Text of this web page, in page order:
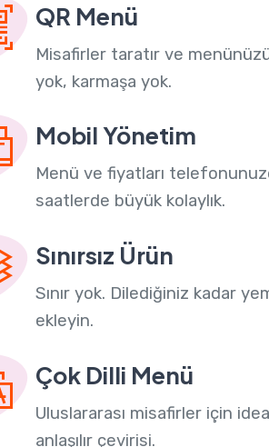
QR Menü
Misafirler taratır ve
yok, karmaşa yok.
Mobil Yönetim
Menü ve fiyatları
saatlerde büyük kolaylık.
Sınırsız Ürün
Sınır yok. Dilediğiniz kadar
ekleyin.
Çok Dilli Menü
Uluslararası misafirler için
anlaşılır çevirisi.